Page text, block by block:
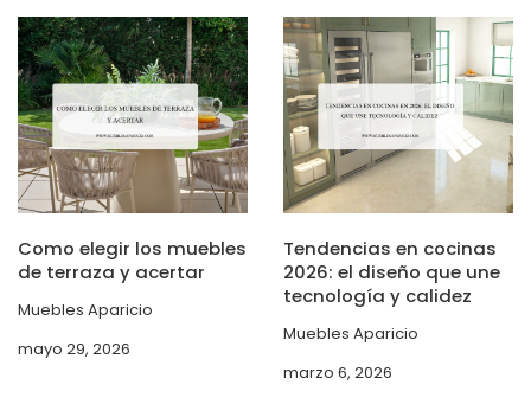
Como elegir los muebles
de terraza y acertar
Muebles Aparicio
mayo 29, 2026
Tendencias en cocinas
2026: el diseño que une
tecnología y calidez
Muebles Aparicio
marzo 6, 2026